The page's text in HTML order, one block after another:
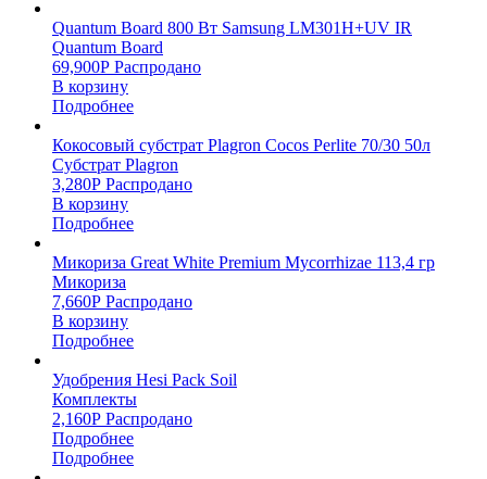
Quantum Board 800 Вт Samsung LM301H+UV IR
Quantum Board
69,900Р Распродано
В корзину
Подробнее
Кокосовый субстрат Plagron Cocos Perlite 70/30 50л
Субстрат Plagron
3,280Р Распродано
В корзину
Подробнее
Микориза Great White Premium Mycorrhizae 113,4 гр
Микориза
7,660Р Распродано
В корзину
Подробнее
Удобрения Hesi Pack Soil
Комплекты
2,160Р Распродано
Подробнее
Подробнее